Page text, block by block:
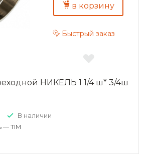
в корзину
Быстрый заказ
НИКЕЛЬ 1 1/4 ш* 3/4ш
В наличии
— TIM